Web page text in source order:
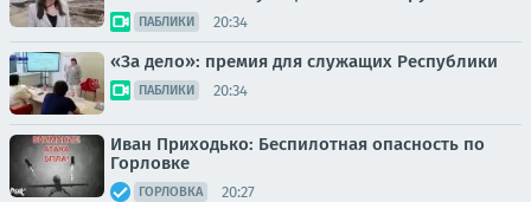
ПАБЛИКИ 20:34
«За дело»: премия для служащих Республики
ПАБЛИКИ 20:34
Иван Приходько: Беспилотная опасность по
Горловке
ГОРЛОВКА 20:27